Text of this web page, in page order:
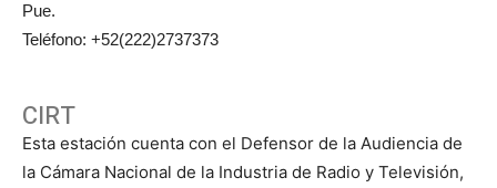
Pue.
Teléfono: +52(222)2737373
CIRT
Esta estación cuenta con el Defensor de la Audiencia de
la Cámara Nacional de la Industria de Radio y Televisión,